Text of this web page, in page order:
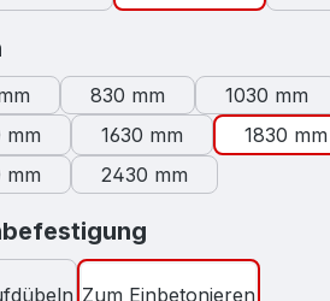
830 mm 1030 mm
mm
1630 mm 1830 mm
mm
2430 mm
Zum Einbetonieren